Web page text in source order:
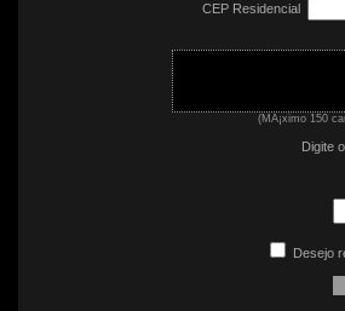
CEP Residencial
(MÃ¡ximo 150
Digite
Desejo